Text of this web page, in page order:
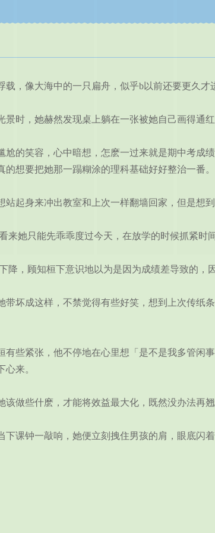
像大海中的一只扁舟，似乎b以前还要更久才
，她赫然发现桌上躺在一张被她自己画得通
笑容，心中暗想，怎麽一过来就是期中考成
想要把她那一蹋糊涂的理科基础好好整治一番。
身来冲出教室和上次一样翻墙回家，但是想到
她只能先乖乖度过今天，在放学的时候抓紧时
，顾知桓下意识地以为是因为成绩差导致的，
成这样，不禁觉得有些好笑，想到上次传纸
紧张，他不停地在心里想「是不是我多管闲
来。
些什麽，才能将效益最大化，既然没办法再
钟一敲响，她便立刻拽住男孩的肩，眼底闪着